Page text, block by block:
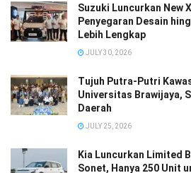
Suzuki Luncurkan New
Penyegaran Desain
Lebih Lengkap
JULY 30, 2026
Tujuh Putra-Putri
Universitas Brawijaya,
Daerah
JULY 25, 2026
Kia Luncurkan Limited
Sonet, Hanya 250 Unit